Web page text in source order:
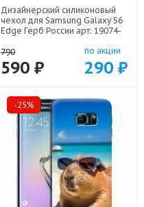
Дизайнерский силиконовый
чехол для Samsung Galaxy S6
Edge Герб России арт: 19074-
790
590 ₽
по акции
290 ₽
-25%